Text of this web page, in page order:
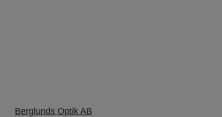
Berglunds Optik AB